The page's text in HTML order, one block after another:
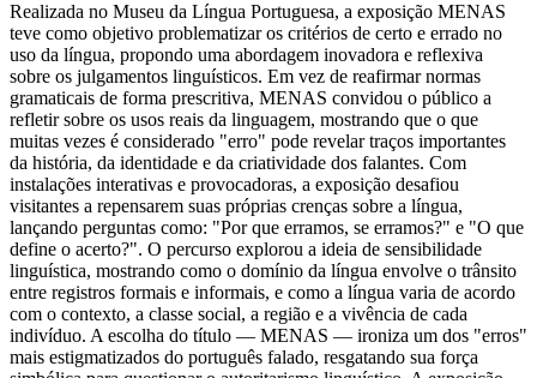
Realizada no Museu da Língua Portuguesa, a exposição MENAS
teve como objetivo problematizar os critérios de certo e errado no
uso da língua, propondo uma abordagem inovadora e reflexiva
sobre os julgamentos linguísticos. Em vez de reafirmar normas
gramaticais de forma prescritiva, MENAS convidou o público a
refletir sobre os usos reais da linguagem, mostrando que o que
muitas vezes é considerado "erro" pode revelar traços importantes
da história, da identidade e da criatividade dos falantes. Com
instalações interativas e provocadoras, a exposição desafiou
visitantes a repensarem suas próprias crenças sobre a língua,
lançando perguntas como: "Por que erramos, se erramos?" e "O que
define o acerto?". O percurso explorou a ideia de sensibilidade
linguística, mostrando como o domínio da língua envolve o trânsito
entre registros formais e informais, e como a língua varia de acordo
com o contexto, a classe social, a região e a vivência de cada
indivíduo. A escolha do título — MENAS — ironiza um dos "erros"
mais estigmatizados do português falado, resgatando sua força